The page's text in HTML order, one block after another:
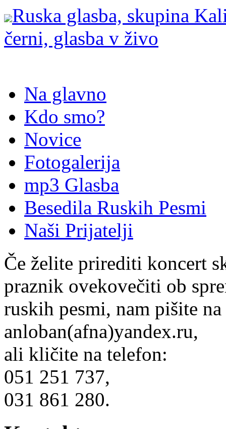
Ruska glasba, skupina
černi, glasba v živo
Na glavno
Kdo smo?
Novice
Fotogalerija
mp3 Glasba
Besedila Ruskih Pesmi
Naši Prijatelji
Če želite prirediti koncert
praznik ovekovečiti ob
ruskih pesmi, nam pišite
anloban(afna)yandex.ru,
ali kličite na telefon:
051 251 737,
031 861 280.